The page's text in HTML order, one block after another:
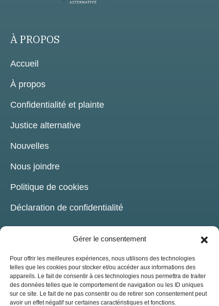
Gérer le consentement
Pour offrir les meilleures expériences, nous utilisons des technologies
telles que les cookies pour stocker et/ou accéder aux informations des
appareils. Le fait de consentir à ces technologies nous permettra de traiter
des données telles que le comportement de navigation ou les ID uniques
sur ce site. Le fait de ne pas consentir ou de retirer son consentement peut
avoir un effet négatif sur certaines caractéristiques et fonctions.
À PROPOS
Accueil
À propos
Confidentialité et plainte
Justice alternative
Nouvelles
Nous joindre
Politique de cookies
Déclaration de confidentialité
COORDONNÉES
209, chemin de la Grande-Côte Boisbriand,